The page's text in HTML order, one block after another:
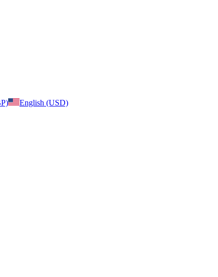
English (USD)